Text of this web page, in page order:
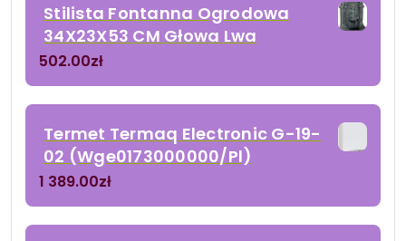
Stilista Fontanna Ogrodowa
34X23X53 CM Głowa Lwa
502.00zł
Termet Termaq Electronic G-19-
02 (Wge0173000000/Pl)
1 389.00zł